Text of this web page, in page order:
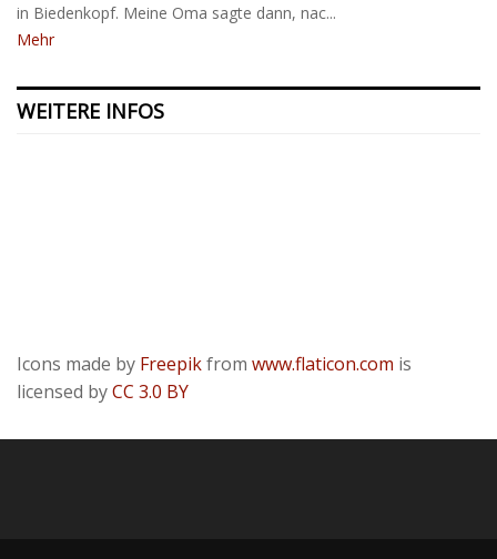
in Biedenkopf. Meine Oma sagte dann, nac...
Mehr
WEITERE INFOS
Icons made by Freepikfrom www.flaticon.com is
licensed byCC 3.0 BY